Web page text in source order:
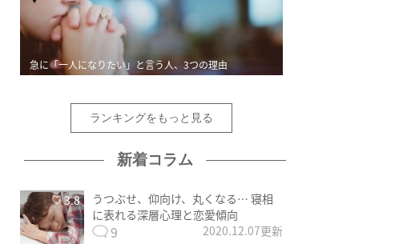
急に「一人になりたい」と言う人、3つの理由
ランキングをもっと見る
新着コラム
3.8
うつぶせ、仰向け、丸くなる… 寝相
に表れる深層心理と恋愛傾向
9 2020.12.07更新